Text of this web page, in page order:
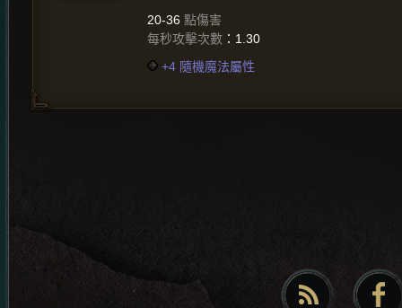
20-36 點傷害
每秒攻擊次數 ：1.30
+4 隨機魔法屬性